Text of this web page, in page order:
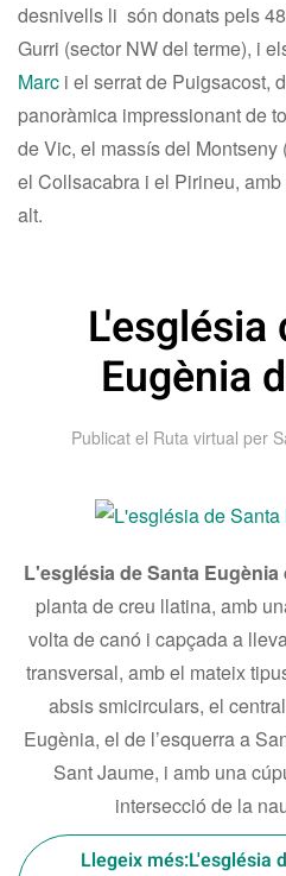
desnivells li són donats pels
Gurri (sector NW del terme), i
Marc i el serrat de Puigsacost,
panoràmica impressionant de
de Vic, el massís del
el Collsacabra i el Pirineu,
alt.
L'església
Eugènia
Publicat el Ruta virtual per
L'església de Santa Eugènia
planta de creu llatina, amb
volta de canó i capçada a
transversal, amb el mateix
absis smicirculars, el
Eugènia, el de l’esquerra a
Sant Jaume, i amb una
intersecció de la
Llegeix més:L'església